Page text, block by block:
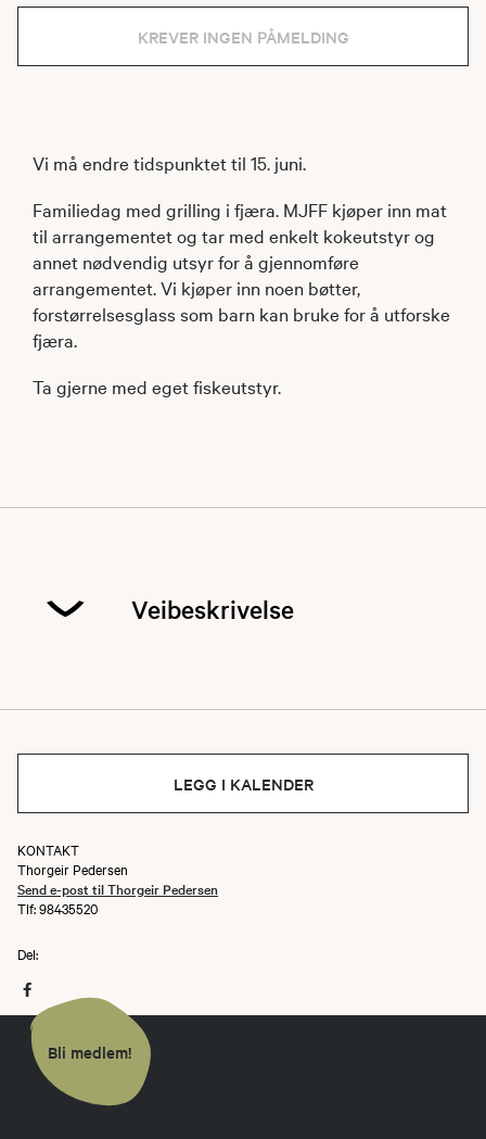
KREVER INGEN PÅMELDING
Vi må endre tidspunktet til 15. juni.
Familiedag med grilling i fjæra. MJFF kjøper inn mat
til arrangementet og tar med enkelt kokeutstyr og
annet nødvendig utsyr for å gjennomføre
arrangementet. Vi kjøper inn noen bøtter,
forstørrelsesglass som barn kan bruke for å utforske
fjæra.
Ta gjerne med eget fiskeutstyr.
Veibeskrivelse
LEGG I KALENDER
KONTAKT
Thorgeir Pedersen
Send e-post til Thorgeir Pedersen
Tlf: 98435520
Del:
Bli medlem!